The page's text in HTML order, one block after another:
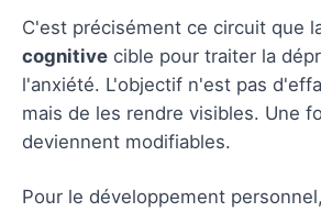
C'est précisément ce circuit que
cognitive cible pour traiter la
l'anxiété. L'objectif n'est pas
mais de les rendre visibles. Une
deviennent modifiables.
Pour le développement